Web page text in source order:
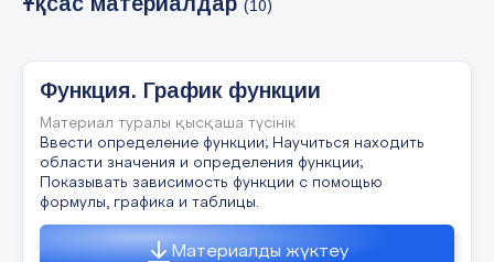
№ 1(б) Ўйланиб кўр!  3 ; 3 А Ўйланиб кўр!  
9 ; 3 А Ўйланиб кўр!   3 ; 3 АМолодец!   3 ; 9
А х у Графикни ясамасдан ва функцияларнинг
кесишиш нуқталарини топинг 3  у
(10)
Функция. График функции
Материал туралы қысқаша түсінік
Ввести определение функции; Научиться находить
области значения и определения функции;
Показывать зависимость функции с помощью
формулы, графика и таблицы.
Материалды жүктеу